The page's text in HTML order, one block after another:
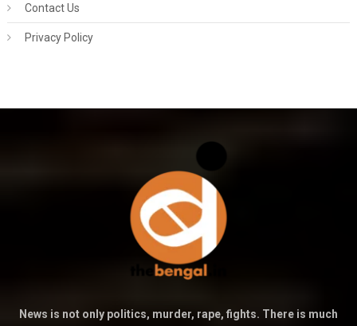
Contact Us
Privacy Policy
News is not only politics, murder, rape, fights. There is much